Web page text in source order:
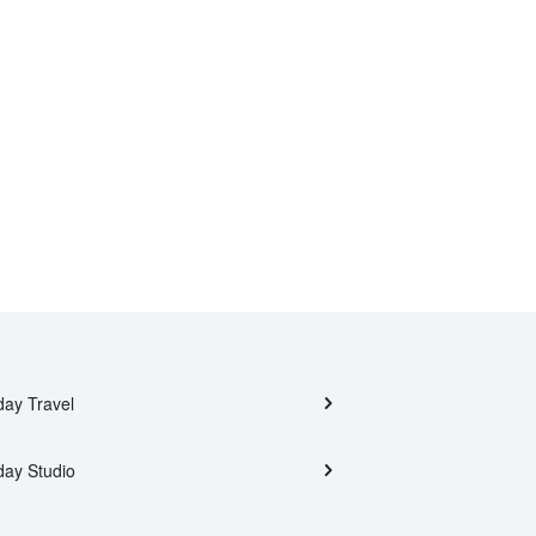
Travel
Studio